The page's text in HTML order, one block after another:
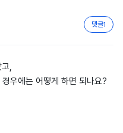
댓글1
,
우에는 어떻게 하면 되나요?